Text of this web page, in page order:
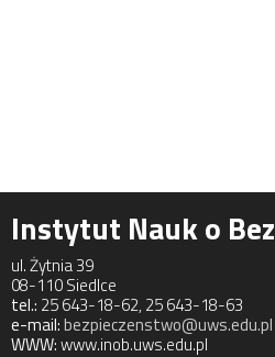
Instytut Nauk o
ul. Żytnia 39
08-110 Siedlce
tel.: 25 643-18-62, 25 643-18-63
e-mail:bezpieczenstwo@uws.edu.pl
WWW:www.inob.uws.edu.pl